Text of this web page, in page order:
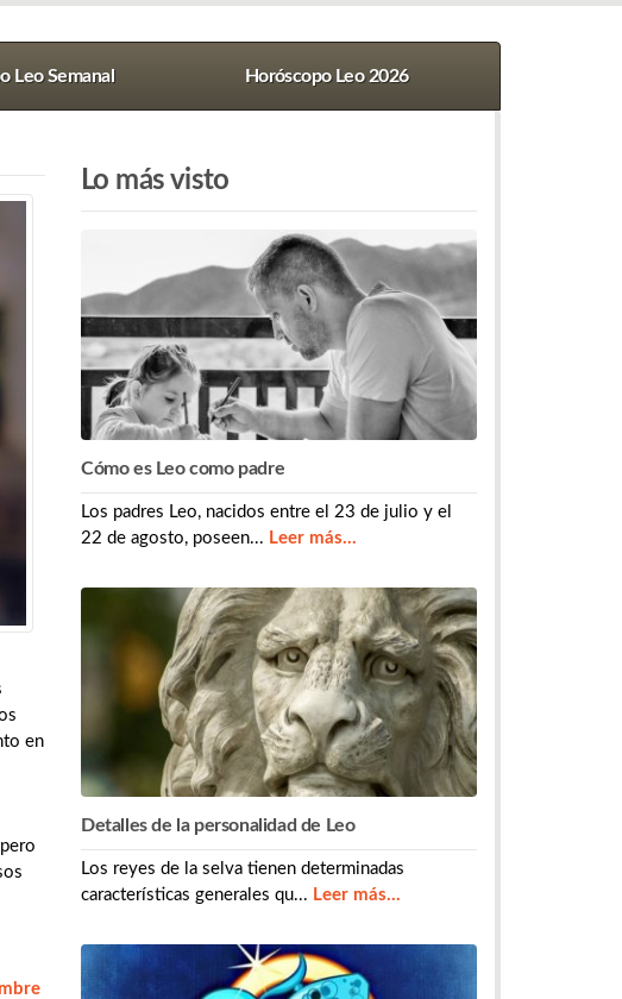
Leo Semanal Horóscopo Leo 2026
en
Lo más visto
Cómo es Leo como padre
Los padres Leo, nacidos entre el 23 de julio y el
22 de agosto, poseen... Leer más...
Detalles de la personalidad de Leo
Los reyes de la selva tienen determinadas
características generales qu... Leer más...